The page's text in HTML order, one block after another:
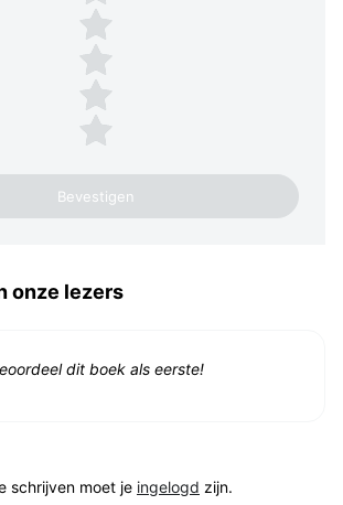
4 sterren
3 sterren
2 sterren
1 ster
onze lezers
dit boek als eerste!
schrijven moet je ingelogd zijn.